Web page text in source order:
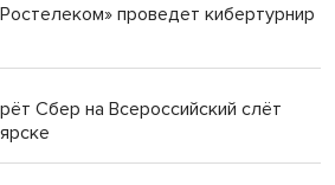
с женой вошли в топ-16
ВТБ открылось в Искитиме
проведет кибертурнир
Сбер на Всероссийский слёт